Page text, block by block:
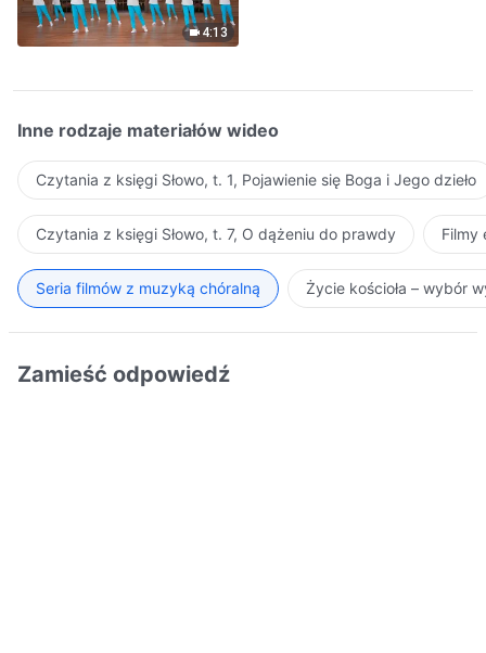
4:13
Inne rodzaje materiałów wideo
Czytania z księgi Słowo, t. 1, Pojawienie się Boga i Jego dzieło
Czytania z księgi Słowo, t. 7, O dążeniu do prawdy Filmy
Seria filmów z muzyką chóralną Życie kościoła – wybór
Zamieść odpowiedź